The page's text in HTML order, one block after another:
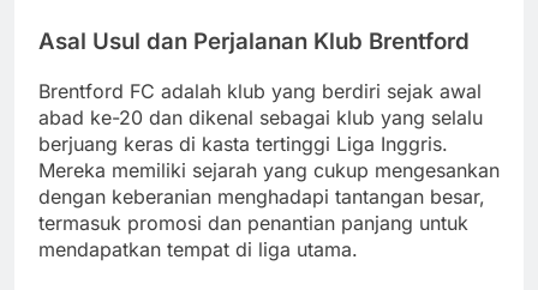
Asal Usul dan Perjalanan Klub Brentford
Brentford FC adalah klub yang berdiri sejak awal
abad ke-20 dan dikenal sebagai klub yang selalu
berjuang keras di kasta tertinggi Liga Inggris.
Mereka memiliki sejarah yang cukup mengesankan
dengan keberanian menghadapi tantangan besar,
termasuk promosi dan penantian panjang untuk
mendapatkan tempat di liga utama.